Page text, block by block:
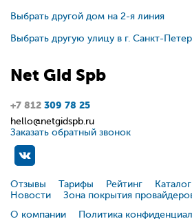
Выбрать другой дом на 2-я линия
Выбрать другую улицу в г. Санкт-
Net Gid Spb
+7 812 309 78 25
hello@netgidspb.ru
Заказать обратный звонок
Отзывы Тарифы Рейтинг
Новости
Зона покрытия
О компании
Политика